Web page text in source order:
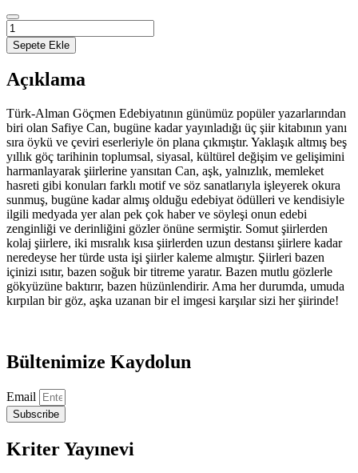
SAFİYE
CAN'DA
POETİK
YAKLAŞIMLAR
adet
Sepete Ekle
Açıklama
Türk-Alman Göçmen Edebiyatının günümüz popüler yazarlarından
biri olan Safiye Can, bugüne kadar yayınladığı üç şiir kitabının yanı
sıra öykü ve çeviri eserleriyle ön plana çıkmıştır. Yaklaşık altmış beş
yıllık göç tarihinin toplumsal, siyasal, kültürel değişim ve gelişimini
harmanlayarak şiirlerine yansıtan Can, aşk, yalnızlık, memleket
hasreti gibi konuları farklı motif ve söz sanatlarıyla işleyerek okura
sunmuş, bugüne kadar almış olduğu edebiyat ödülleri ve kendisiyle
ilgili medyada yer alan pek çok haber ve söyleşi onun edebi
zenginliği ve derinliğini gözler önüne sermiştir. Somut şiirlerden
kolaj şiirlere, iki mısralık kısa şiirlerden uzun destansı şiirlere kadar
neredeyse her türde usta işi şiirler kaleme almıştır. Şiirleri bazen
içinizi ısıtır, bazen soğuk bir titreme yaratır. Bazen mutlu gözlerle
gökyüzüne baktırır, bazen hüzünlendirir. Ama her durumda, umuda
kırpılan bir göz, aşka uzanan bir el imgesi karşılar sizi her şiirinde!
Bültenimize Kaydolun
Email
Subscribe
Kriter Yayınevi